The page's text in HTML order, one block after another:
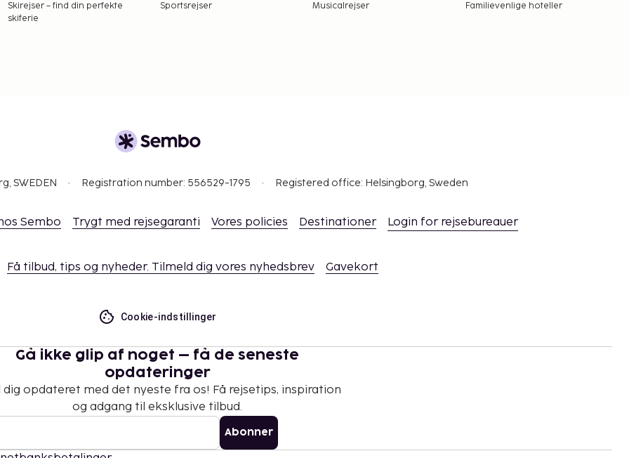
Personer, der
det
Skirejser – find din perfekte
skiferie
Sportsrejser Musicalrejser Familievenlige hoteller
SWEDEN Registration number: 556529-1795 Registered office: Helsingborg, Sweden
Sembo Trygt med rejsegaranti Vores policies Destinationer Login for rejsebureauer
Få tilbud, tips og nyheder. Tilmeld dig vores nyhedsbrev Gavekort
Cookie-indstillinger
Gå ikke glip af noget – få de seneste
opdateringer
dig opdateret med det nyeste fra os! Få rejsetips, inspiration
og adgang til eksklusive tilbud.
Abonner